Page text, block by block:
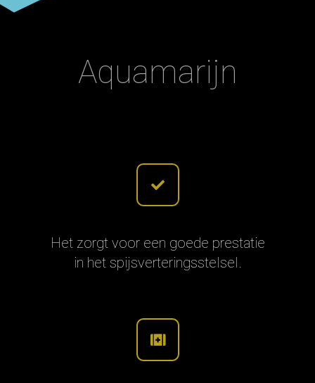
Aquamarijn
Het zorgt voor een goede prestatie
in het spijsverteringsstelsel.